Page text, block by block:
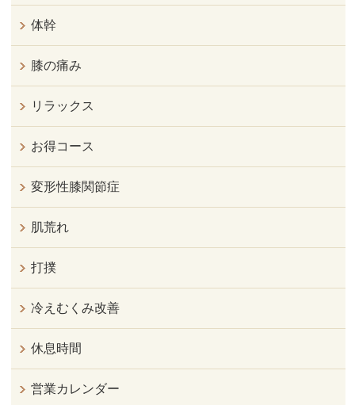
体幹
膝の痛み
リラックス
お得コース
変形性膝関節症
肌荒れ
打撲
冷えむくみ改善
休息時間
営業カレンダー